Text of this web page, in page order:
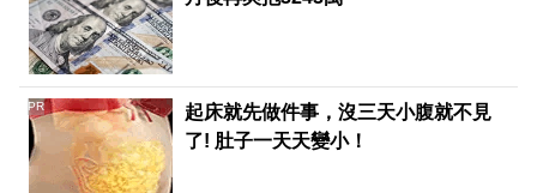
起床就先做件事，沒三天小腹就不見
了! 肚子一天天變小！
PR